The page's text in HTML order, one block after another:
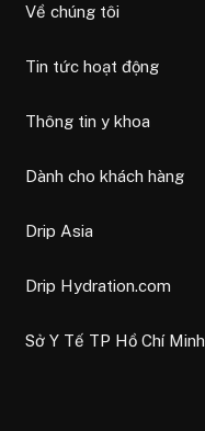
Về chúng tôi
Tin tức hoạt động
Thông tin y khoa
Dành cho khách hàng
Drip Asia
Drip Hydration.com
Sở Y Tế TP Hồ Chí Minh